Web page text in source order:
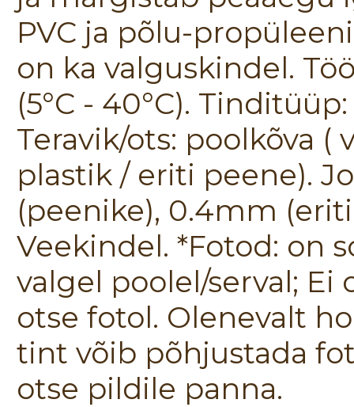
PVC ja põlu-
on ka valguskindel.
(5°C - 40°C).
Teravik/ots: poolkõva (
plastik / eriti peene).
(peenike), 0.4mm
Veekindel. *Fotod: on
valgel poolel/serval; Ei
otse fotol. Olenevalt
tint võib põhjustada
otse pildile panna.